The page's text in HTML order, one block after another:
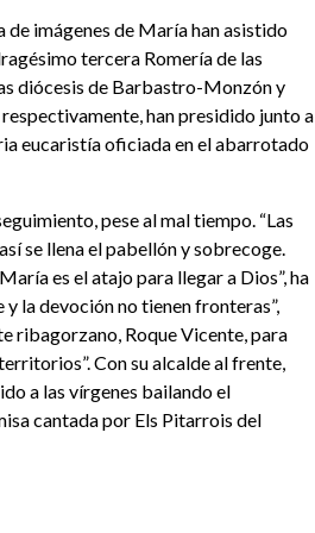
imágenes de María han asistido
tercera Romería de las
diócesis de Barbastro-Monzón y
han presidido junto a
eucaristía oficiada en el abarrotado
pese al mal tiempo. “Las
se llena el pabellón y sobrecoge.
es el atajo para llegar a Dios”, ha
la devoción no tienen fronteras”,
ribagorzano, Roque Vicente, para
Con su alcalde al frente,
a las vírgenes bailando el
cantada por Els Pitarrois del